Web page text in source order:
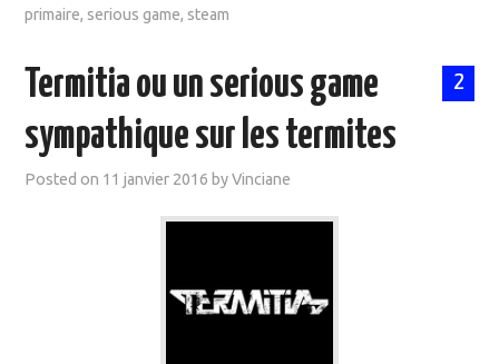
primaire, serious game, steam
2
Termitia ou un serious game
sympathique sur les termites
Posted on 11 janvier 2016 byVinciane